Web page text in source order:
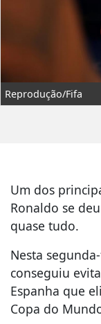
Reprodução/Fifa
Um dos
Ronaldo se
quase tudo.
Nesta
conseguiu
Espanha que
Copa do